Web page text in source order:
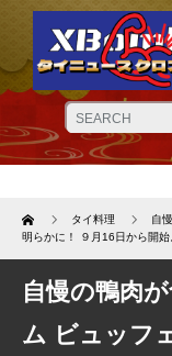
Home タイ料理
自
明らかに！ ９月16日から開始
自慢の鴨肉
ム ビュッフ